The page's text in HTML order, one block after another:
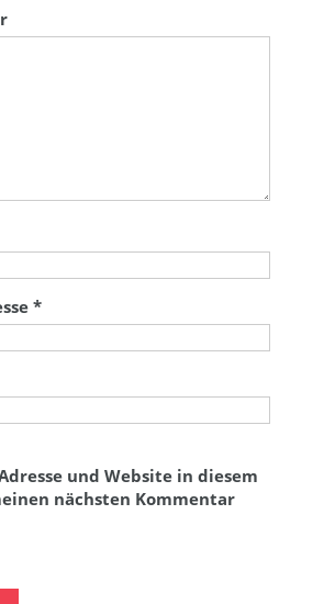
*
und Website in diesem
nächsten Kommentar